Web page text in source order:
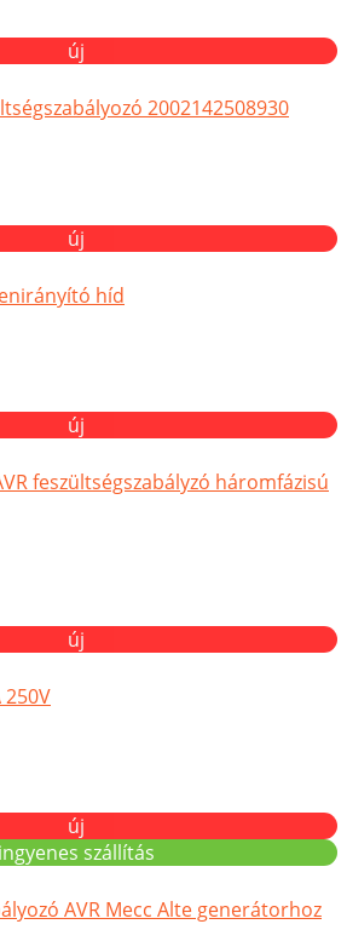
új
2002142508930
új
híd
új
feszültségszabályzó háromfázisú
új
új
ingyenes szállítás
AVR Mecc Alte generátorhoz